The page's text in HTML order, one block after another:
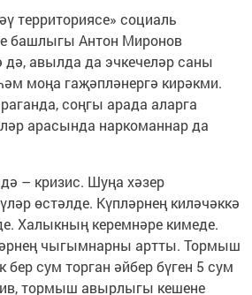
территориясе» социаль
башлыгы Антон Миронов
авылда да эчкечеләр саны
моңа гаҗәпләнергә кирәкми.
соңгы арада аларга
арасында наркоманнар да
– кризис. Шуңа хәзер
өстәлде. Күпләрнең киләчәккә
Халыкның керемнәре кимеде.
чыгымнарны артты. Тормыш
сум торган әйбер бүген 5 сум
тормыш авырлыгы кешене